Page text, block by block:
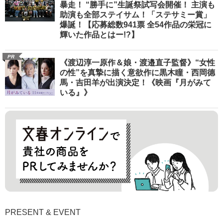
暴走！ “勝手に”生誕祭試写会開催！ 主演も
助演も全部ステイサム！「ステサミー賞」
爆誕！【応募総数941票 全54作品の栄冠に
輝いた作品とはー!?】
PR
《渡辺淳一原作＆娘・渡邉直子監督》“女性
の性”を真摯に描く意欲作に黒木瞳・西岡德
馬・吉田羊が出演決定！《映画『月がみて
いる』》
PRESENT & EVENT